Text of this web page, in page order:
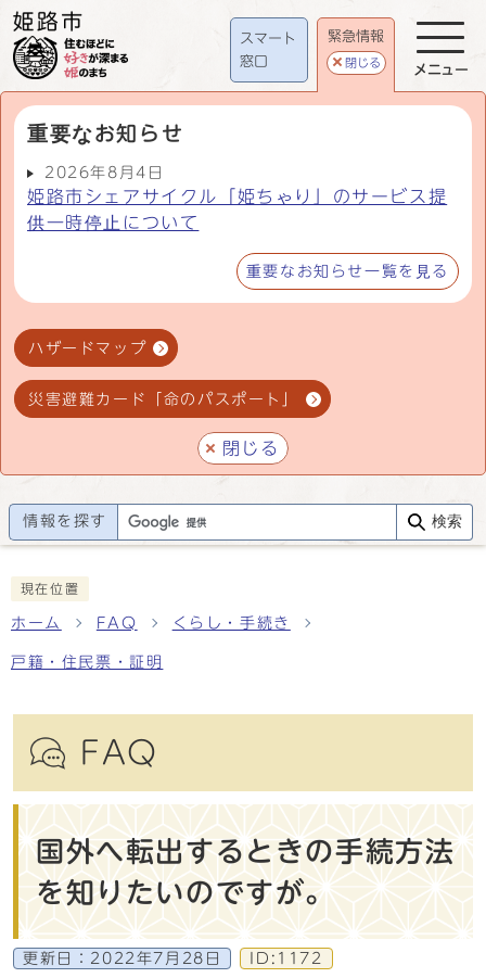
スマート
窓口
緊急情報
閉じる
重要なお知らせ
2026年8月4日
姫路市シェアサイクル「姫ちゃり」のサービス提
供一時停止について
重要なお知らせ一覧を見る
ハザードマップ
災害避難カード「命のパスポート」
閉じる
メニュー
情報を探す 検索
現在位置
ホーム FAQ くらし・手続き
戸籍・住民票・証明
FAQ
国外へ転出するときの手続方法
を知りたいのですが。
更新日： 2022年7月28日 ID:1172